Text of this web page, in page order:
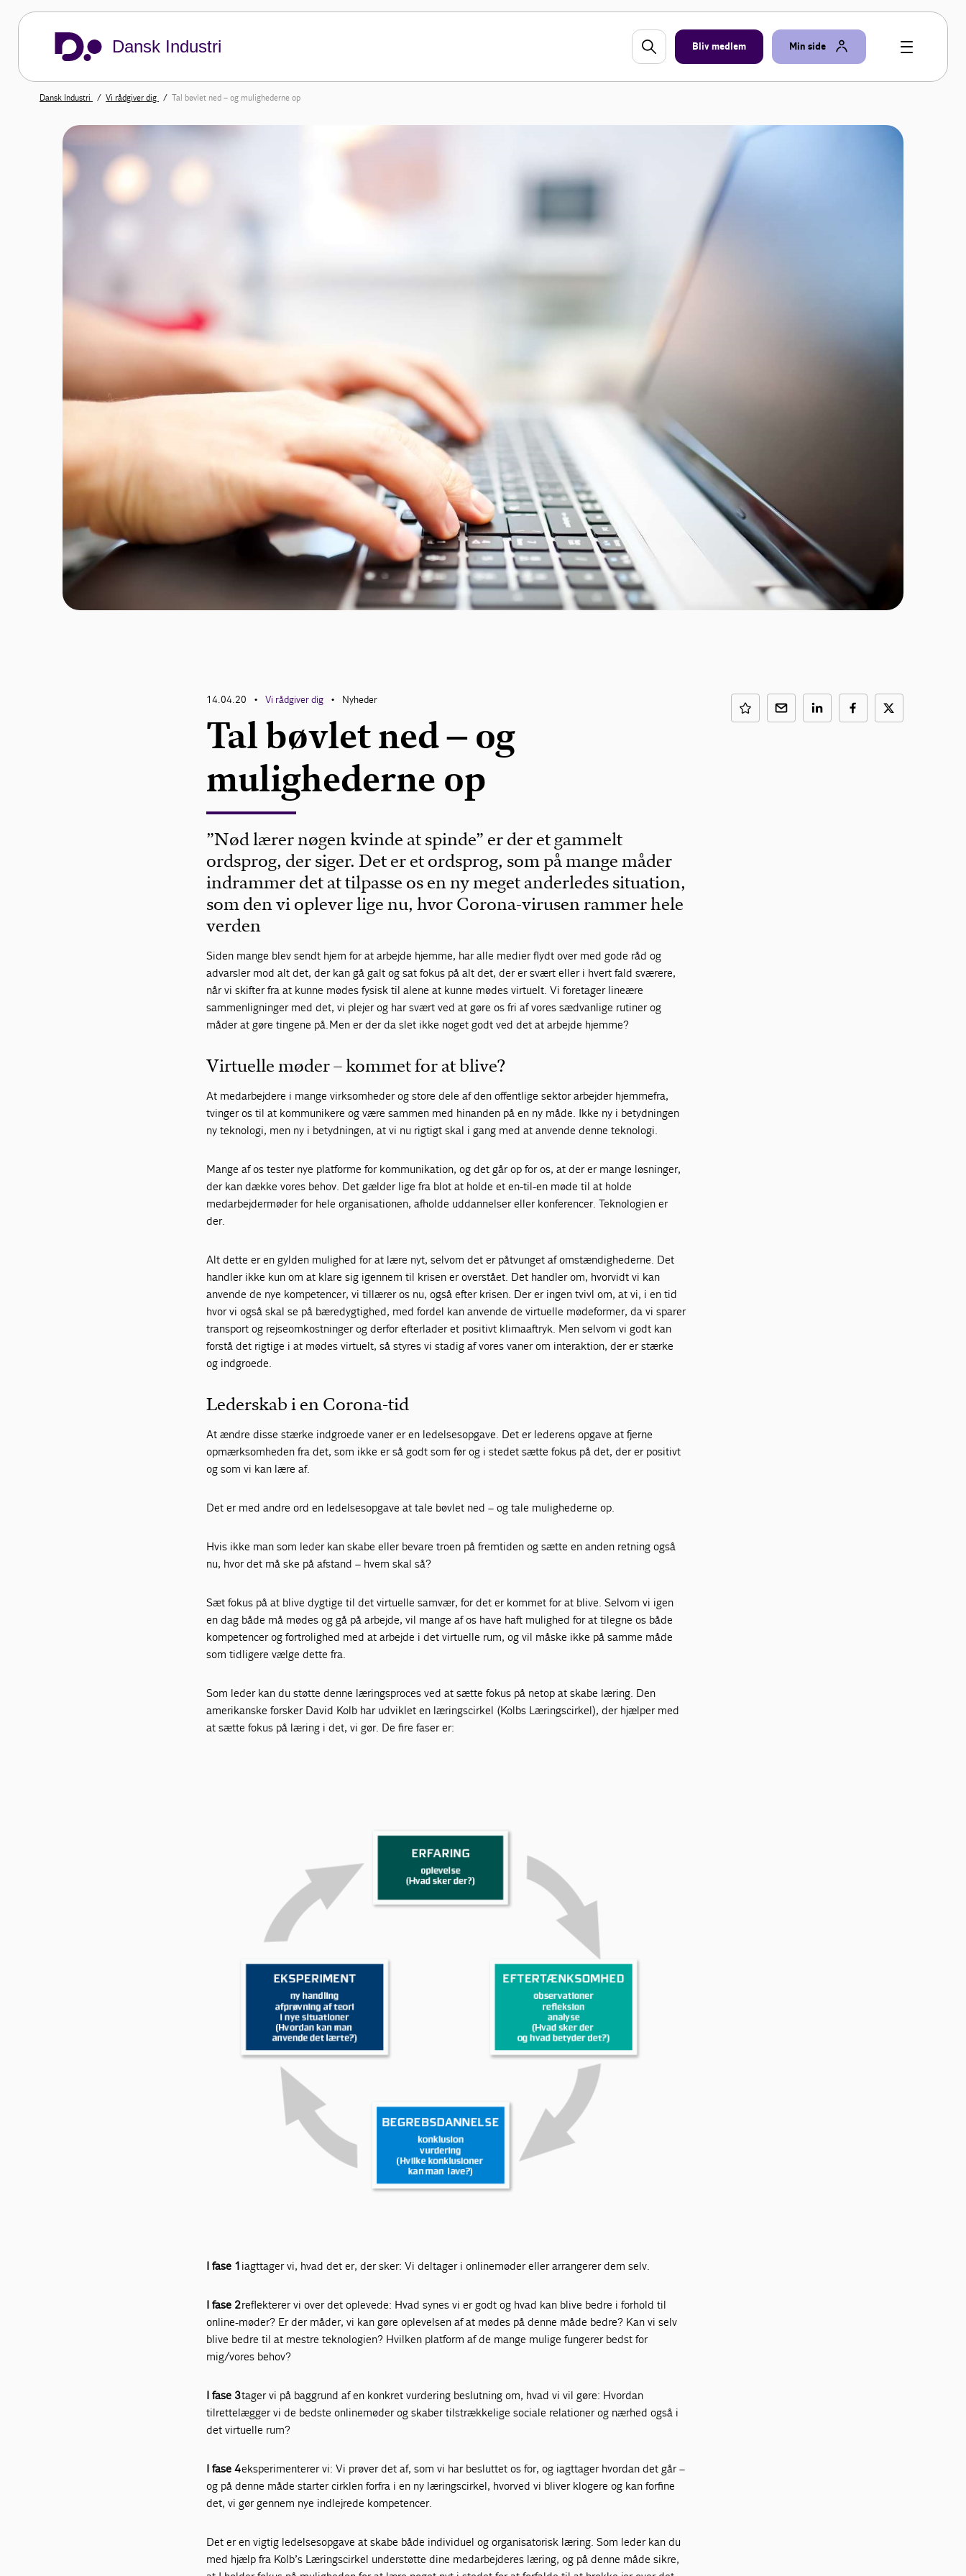
Dansk Industri Bliv medlem Min side
Dansk Industri Vi rådgiver dig Tal bøvlet ned – og mulighederne op
14.04.20 • Vi rådgiver dig • Nyheder
Tal bøvlet ned – og
mulighederne op
”Nød lærer nøgen kvinde at spinde” er der et gammelt
ordsprog, der siger. Det er et ordsprog, som på mange måder
indrammer det at tilpasse os en ny meget anderledes situation,
som den vi oplever lige nu, hvor Corona-virusen rammer hele
verden
Siden mange blev sendt hjem for at arbejde hjemme, har alle medier flydt over med gode råd og
advarsler mod alt det, der kan gå galt og sat fokus på alt det, der er svært eller i hvert fald sværere,
når vi skifter fra at kunne mødes fysisk til alene at kunne mødes virtuelt. Vi foretager lineære
sammenligninger med det, vi plejer og har svært ved at gøre os fri af vores sædvanlige rutiner og
måder at gøre tingene på. Men er der da slet ikke noget godt ved det at arbejde hjemme?
Virtuelle møder – kommet for at blive?
At medarbejdere i mange virksomheder og store dele af den offentlige sektor arbejder hjemmefra,
tvinger os til at kommunikere og være sammen med hinanden på en ny måde. Ikke ny i betydningen
ny teknologi, men ny i betydningen, at vi nu rigtigt skal i gang med at anvende denne teknologi.
Mange af os tester nye platforme for kommunikation, og det går op for os, at der er mange løsninger,
der kan dække vores behov. Det gælder lige fra blot at holde et en-til-en møde til at holde
medarbejdermøder for hele organisationen, afholde uddannelser eller konferencer. Teknologien er
der.
Alt dette er en gylden mulighed for at lære nyt, selvom det er påtvunget af omstændighederne. Det
handler ikke kun om at klare sig igennem til krisen er overstået. Det handler om, hvorvidt vi kan
anvende de nye kompetencer, vi tillærer os nu, også efter krisen. Der er ingen tvivl om, at vi, i en tid
hvor vi også skal se på bæredygtighed, med fordel kan anvende de virtuelle mødeformer, da vi sparer
transport og rejseomkostninger og derfor efterlader et positivt klimaaftryk. Men selvom vi godt kan
forstå det rigtige i at mødes virtuelt, så styres vi stadig af vores vaner om interaktion, der er stærke
og indgroede.
Lederskab i en Corona-tid
At ændre disse stærke indgroede vaner er en ledelsesopgave. Det er lederens opgave at fjerne
opmærksomheden fra det, som ikke er så godt som før og i stedet sætte fokus på det, der er positivt
og som vi kan lære af.
Det er med andre ord en ledelsesopgave at tale bøvlet ned – og tale mulighederne op.
Hvis ikke man som leder kan skabe eller bevare troen på fremtiden og sætte en anden retning også
nu, hvor det må ske på afstand – hvem skal så?
Sæt fokus på at blive dygtige til det virtuelle samvær, for det er kommet for at blive. Selvom vi igen
en dag både må mødes og gå på arbejde, vil mange af os have haft mulighed for at tilegne os både
kompetencer og fortrolighed med at arbejde i det virtuelle rum, og vil måske ikke på samme måde
som tidligere vælge dette fra.
Som leder kan du støtte denne læringsproces ved at sætte fokus på netop at skabe læring. Den
amerikanske forsker David Kolb har udviklet en læringscirkel (Kolbs Læringscirkel), der hjælper med
at sætte fokus på læring i det, vi gør. De fire faser er:
I fase 1 iagttager vi, hvad det er, der sker: Vi deltager i onlinemøder eller arrangerer dem selv.
I fase 2reflekterer vi over det oplevede: Hvad synes vi er godt og hvad kan blive bedre i forhold til
online-møder? Er der måder, vi kan gøre oplevelsen af at mødes på denne måde bedre? Kan vi selv
blive bedre til at mestre teknologien? Hvilken platform af de mange mulige fungerer bedst for
mig/vores behov?
I fase 3tager vi på baggrund af en konkret vurdering beslutning om, hvad vi vil gøre: Hvordan
tilrettelægger vi de bedste onlinemøder og skaber tilstrækkelige sociale relationer og nærhed også i
det virtuelle rum?
I fase 4eksperimenterer vi: Vi prøver det af, som vi har besluttet os for, og iagttager hvordan det går –
og på denne måde starter cirklen forfra i en ny læringscirkel, hvorved vi bliver klogere og kan forfine
det, vi gør gennem nye indlejrede kompetencer.
Det er en vigtig ledelsesopgave at skabe både individuel og organisatorisk læring. Som leder kan du
med hjælp fra Kolb’s Læringscirkel understøtte dine medarbejderes læring, og på denne måde sikre,